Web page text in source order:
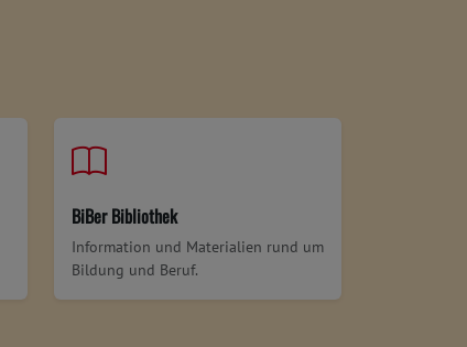
BiBer Bibliothek
Information und Materialien rund um
Bildung und Beruf.